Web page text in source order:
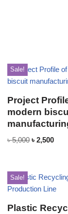
Sale!
Project
modern
৳5,000 ৳ 2,500
Sale!
Plastic